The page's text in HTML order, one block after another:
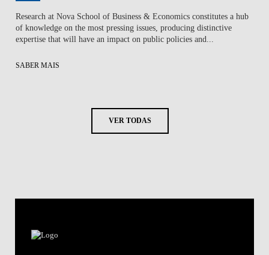
Research at Nova School of Business & Economics constitutes a hub
of knowledge on the most pressing issues, producing distinctive
expertise that will have an impact on public policies and...
SABER MAIS
VER TODAS